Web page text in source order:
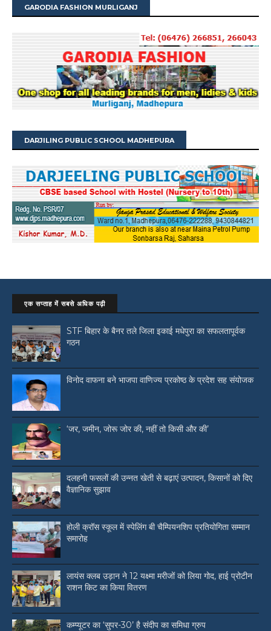
GARODIA FASHION MURLIGANJ
DARJILING PUBLIC SCHOOL MADHEPURA
एक सप्ताह में सबसे अधिक पढ़ी
STF बिहार के बैनर तले जिला इकाई मधेपुरा का सफलतापूर्वक
गठन
विनोद वाफना बने भाजपा वाणिज्य प्रकोष्ठ के प्रदेश सह संयोजक
‘जर, जमीन, जोरू जोर की, नहीं तो किसी और की’
दलहनी फसलों की उन्नत खेती से बढ़ाएं उत्पादन, किसानों को दिए
वैज्ञानिक सुझाव
होली क्रॉस स्कूल में स्पेलिंग बी चैम्पियनशिप प्रतियोगिता सम्मान
समारोह
लायंस क्लब उड़ान ने 12 यक्ष्मा मरीजों को लिया गोद, हाई प्रोटीन
राशन किट का किया वितरण
कम्प्यूटर का ‘सुपर-30’ है संदीप का समिधा ग्रुप